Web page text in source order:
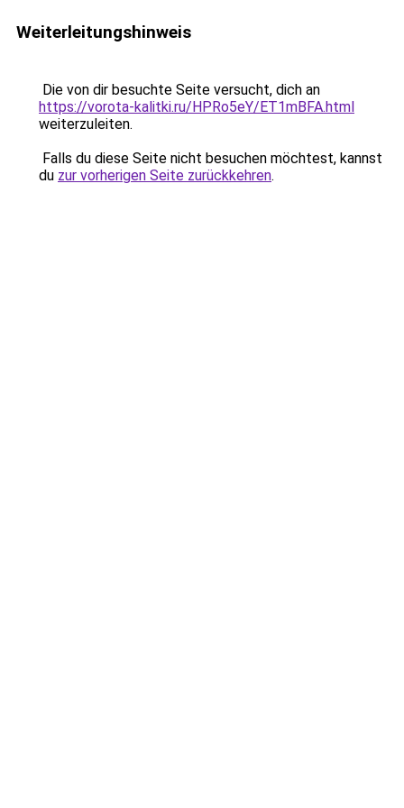
Weiterleitungshinweis
Die von dir besuchte Seite versucht, dich an
https://vorota-kalitki.ru/HPRo5eY/ET1mBFA.html
weiterzuleiten.
Falls du diese Seite nicht besuchen möchtest, kannst
du zur vorherigen Seite zurückkehren.